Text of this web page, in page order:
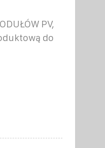
PV,
do